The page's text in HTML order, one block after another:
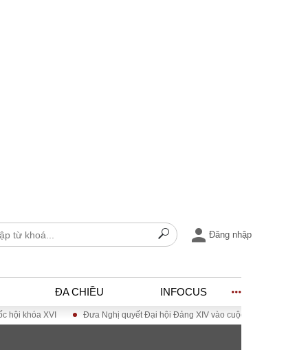
Đăng nhập
ĐA CHIỀU INFOCUS
XVI Đưa Nghị quyết Đại hội Đảng XIV vào cuộc sống